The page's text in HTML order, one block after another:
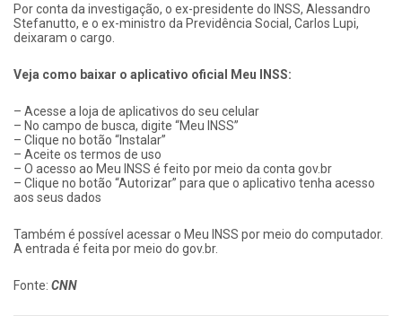
Por conta da investigação, o ex-presidente do INSS, Alessandro
Stefanutto, e o ex-ministro da Previdência Social, Carlos Lupi,
deixaram o cargo.
Veja como baixar o aplicativo oficial Meu INSS:
– Acesse a loja de aplicativos do seu celular
– No campo de busca, digite “Meu INSS”
– Clique no botão “Instalar”
– Aceite os termos de uso
– O acesso ao Meu INSS é feito por meio da conta gov.br
– Clique no botão “Autorizar” para que o aplicativo tenha acesso
aos seus dados
Também é possível acessar o Meu INSS por meio do computador.
A entrada é feita por meio do gov.br.
Fonte: CNN